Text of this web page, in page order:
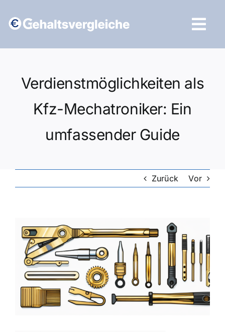
Inhalt
Verdienstmöglichkeiten als
Kfz-Mechatroniker: Ein
umfassender Guide
Zurück Vor
Zeige
grösseres
Bild